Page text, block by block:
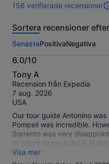
156 verifierade recensioner
156
av
här
aktiviteten.
Mer
information
om
våra
verifierade
Sortera recensioner efter
SenastePositivaNegativa
6.0/10
6.0
av
10
Tony A
Recension från Expedia
7 aug. 2026
USA
Our tour guide Antonino
Pompeii was incredible.
Sorrento was very
to return to my hotel in
Sorrento.
Visa mer